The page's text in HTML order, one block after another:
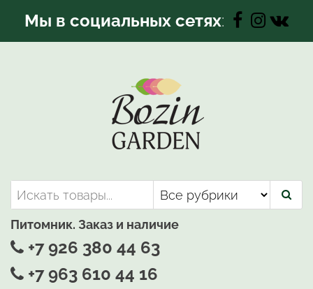
Мы в социальных сетях:
Bozin-Garden | Садовый центр
Садовый центр, Растения
для вашего сада
Питомник. Заказ и наличие
+7 926 380 44 63
+7 963 610 44 16